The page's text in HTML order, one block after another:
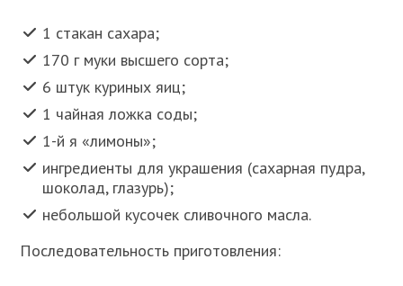
1 стакан сахара;
170 г муки высшего сорта;
6 штук куриных яиц;
1 чайная ложка соды;
1-й я «лимоны»;
ингредиенты для украшения (сахарная пудра,
шоколад, глазурь);
небольшой кусочек сливочного масла.
Последовательность приготовления: